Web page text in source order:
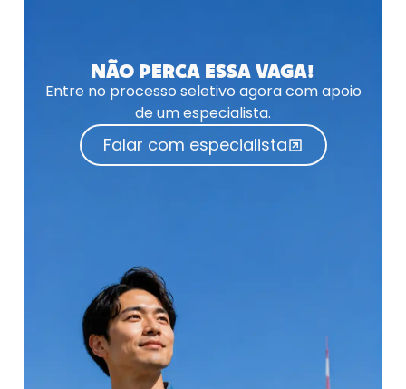
NÃO PERCA ESSA VAGA!
Entre no processo seletivo agora com apoio
de um especialista.
Falar com especialista